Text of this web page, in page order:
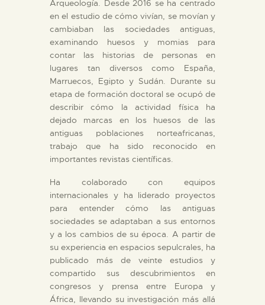
Arqueología. Desde 2016 se ha centrado
en el estudio de cómo vivían, se movían y
cambiaban las sociedades antiguas,
examinando huesos y momias para
contar las historias de personas en
lugares tan diversos como España,
Marruecos, Egipto y Sudán. Durante su
etapa de formación doctoral se ocupó de
describir cómo la actividad física ha
dejado marcas en los huesos de las
antiguas poblaciones norteafricanas,
trabajo que ha sido reconocido en
importantes revistas científicas.
Ha colaborado con equipos
internacionales y ha liderado proyectos
para entender cómo las antiguas
sociedades se adaptaban a sus entornos
y a los cambios de su época. A partir de
su experiencia en espacios sepulcrales, ha
publicado más de veinte estudios y
compartido sus descubrimientos en
congresos y prensa entre Europa y
África, llevando su investigación más allá